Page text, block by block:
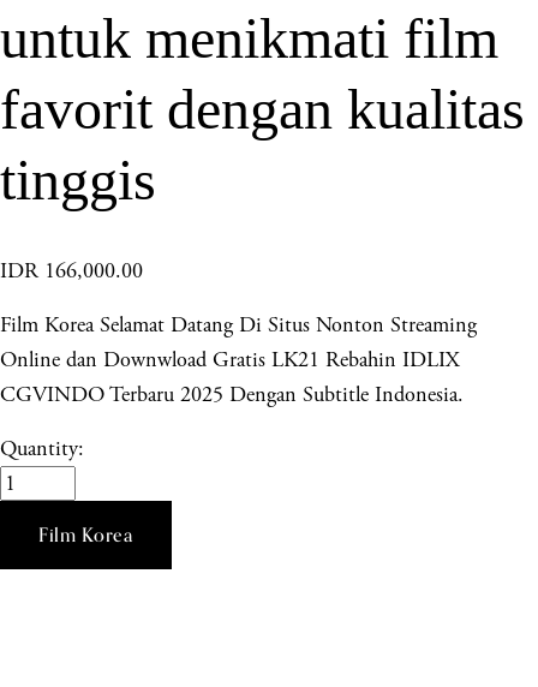
untuk menikmati film
favorit dengan kualitas
tinggis
IDR 166,000.00
Film Korea Selamat Datang Di Situs Nonton Streaming
Online dan Downwload Gratis LK21 Rebahin IDLIX
CGVINDO Terbaru 2025 Dengan Subtitle Indonesia.
Quantity:
Film Korea